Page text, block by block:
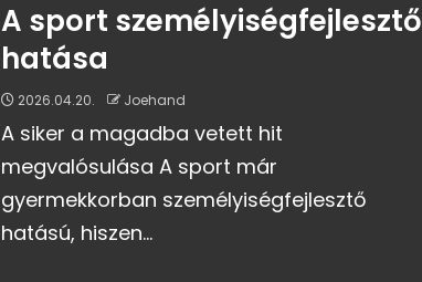
A sport személyiségfejlesztő
hatása
2026.04.20. Joehand
A siker a magadba vetett hit
megvalósulása A sport már
gyermekkorban személyiségfejlesztő
hatású, hiszen...